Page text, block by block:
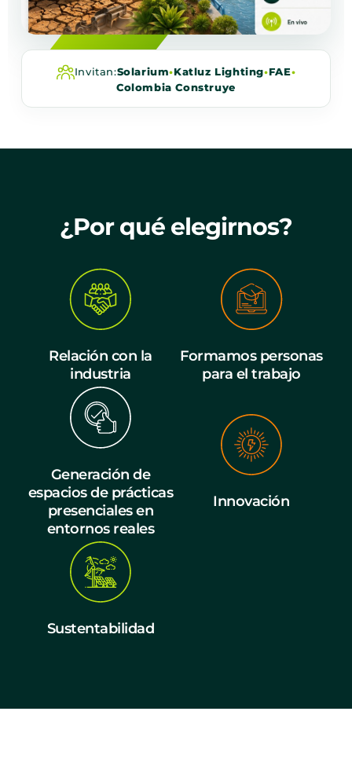
Invitan:Solarium•Katluz Lighting•FAE•
Colombia Construye
¿Por qué elegirnos?
Relación con la
industria
Formamos personas
para el trabajo
Generación de
espacios de prácticas
presenciales en
entornos reales
Innovación
Sustentabilidad